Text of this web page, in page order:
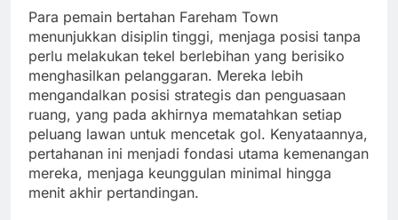
Para pemain bertahan Fareham Town
menunjukkan disiplin tinggi, menjaga posisi tanpa
perlu melakukan tekel berlebihan yang berisiko
menghasilkan pelanggaran. Mereka lebih
mengandalkan posisi strategis dan penguasaan
ruang, yang pada akhirnya mematahkan setiap
peluang lawan untuk mencetak gol. Kenyataannya,
pertahanan ini menjadi fondasi utama kemenangan
mereka, menjaga keunggulan minimal hingga
menit akhir pertandingan.